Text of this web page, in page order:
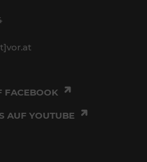
FACEBOOK
AUF YOUTUBE